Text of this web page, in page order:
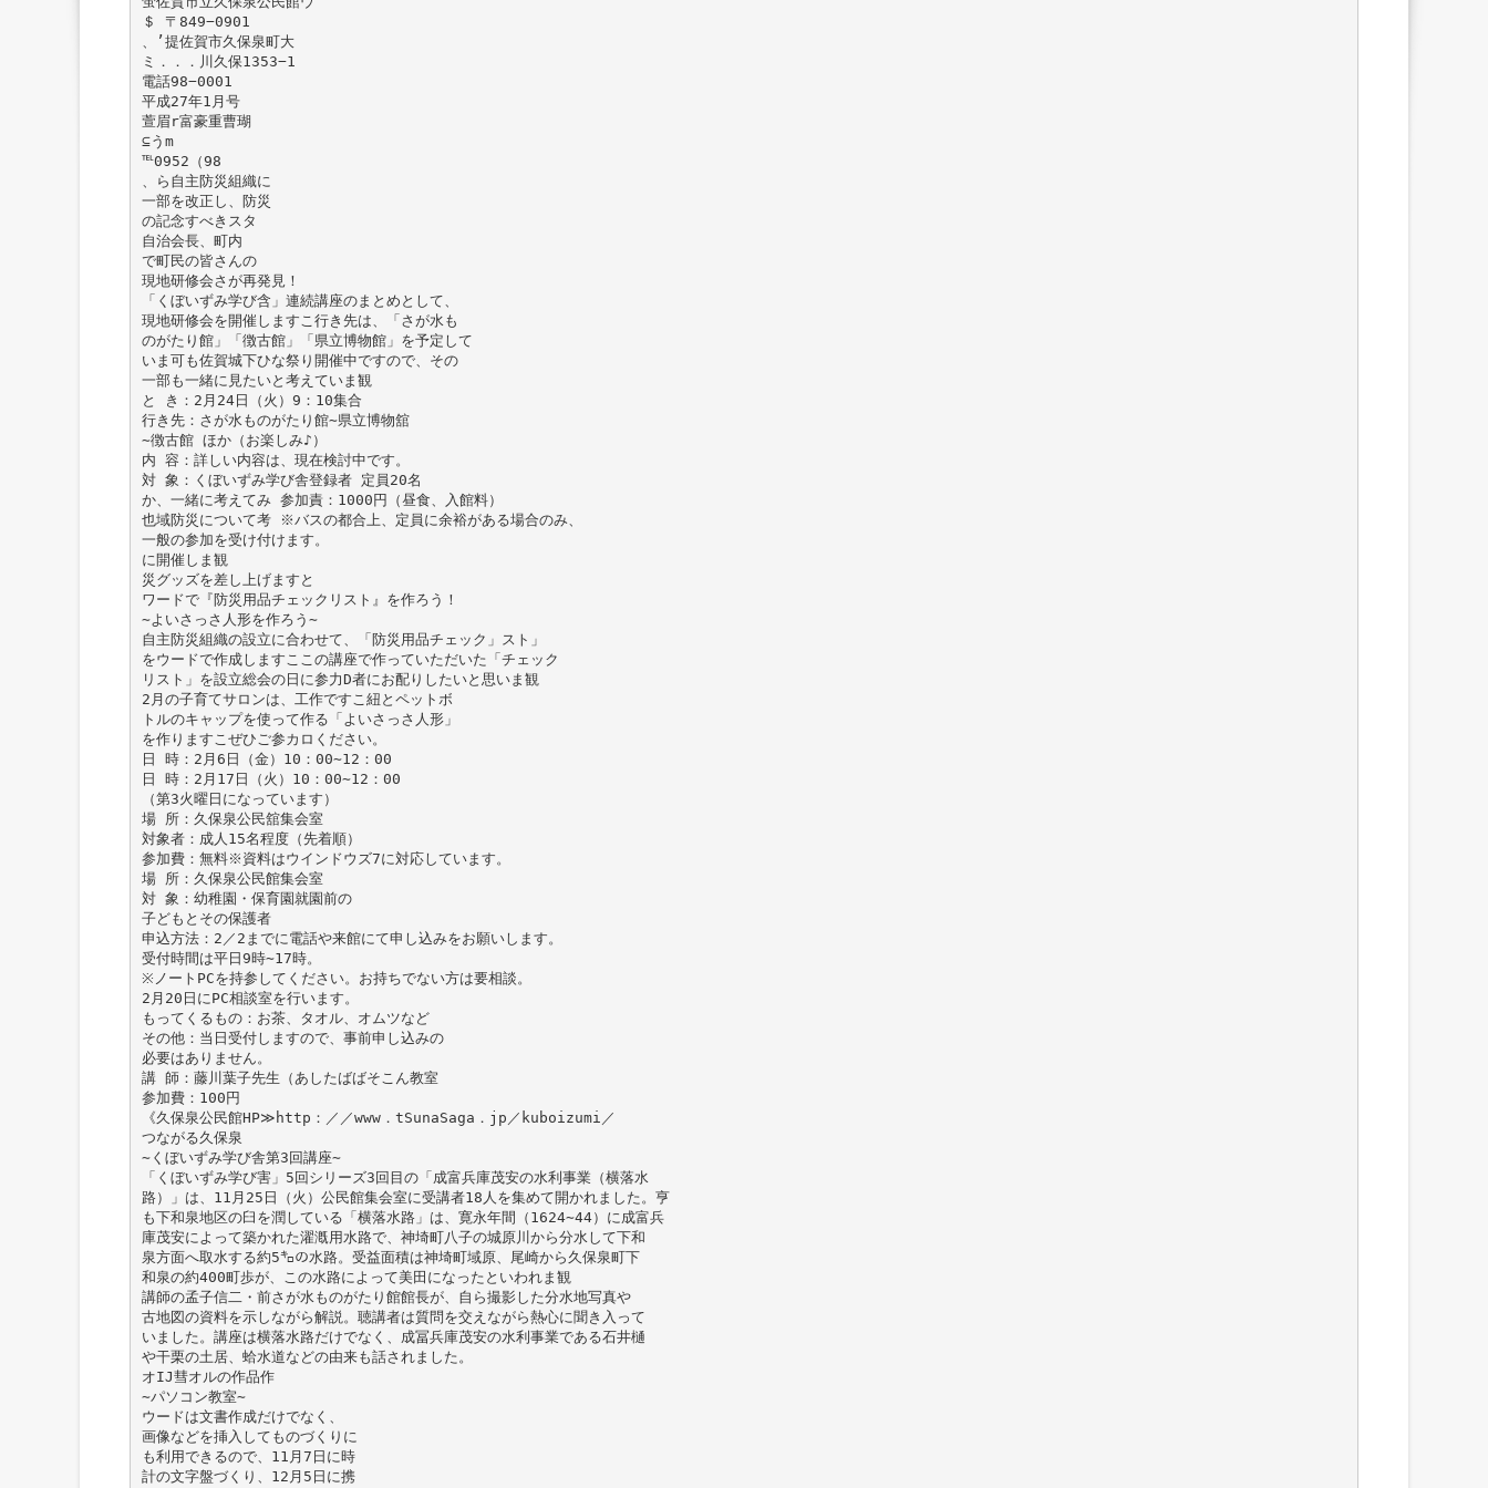
＄ 〒849−0901
、’提佐賀市久保泉町大
ミ．．．川久保1353−1
電話98−0001
平成27年1月号
萱眉r富豪重曹瑚
⊆うm
℡0952（98
、ら自主防災組織に
一部を改正し、防災
の記念すべきスタ
自治会長、町内
で町民の皆さんの
現地研修会さが再発見！
「くぼいずみ学び含」連続講座のまとめとして、
現地研修会を開催しますこ行き先は、「さが水も
のがたり館」「徴古館」「県立博物館」を予定して
いま可も佐賀城下ひな祭り開催中ですので、その
一部も一緒に見たいと考えていま観
と き：2月24日（火）9：10集合
行き先：さが水ものがたり館∼県立博物舘
∼徴古館 ほか（お楽しみ♪）
内 容：詳しい内容は、現在検討中です。
対 象：くぼいずみ学び舎登録者 定員20名
か、一緒に考えてみ 参加責：1000円（昼食、入館料）
也域防災について考 ※バスの都合上、定員に余裕がある場合のみ、
一般の参加を受け付けます。
に開催しま観
災グッズを差し上げますと
ワードで『防災用品チェックリスト』を作ろう！
∼よいさっさ人形を作ろう∼
自主防災組織の設立に合わせて、「防災用品チェック」スト」
をウードで作成しますここの講座で作っていただいた「チェック
リスト」を設立総会の日に参力D者にお配りしたいと思いま観
2月の子育てサロンは、工作ですこ紐とペットボ
トルのキャップを使って作る「よいさっさ人形」
を作りますこぜひご参カロください。
日 時：2月6日（金）10：00∼12：00
日 時：2月17日（火）10：00∼12：00
（第3火曜日になっています）
場 所：久保泉公民舘集会室
対象者：成人15名程度（先着順）
参加費：無料※資料はウインドウズ7に対応しています。
場 所：久保泉公民館集会室
対 象：幼稚園・保育園就園前の
子どもとその保護者
申込方法：2／2までに電話や来館にて申し込みをお願いします。
受付時間は平日9時∼17時。
※ノートPCを持参してください。お持ちでない方は要相談。
2月20日にPC相談室を行います。
もってくるもの：お茶、タオル、オムツなど
その他：当日受付しますので、事前申し込みの
必要はありません。
講 師：藤川葉子先生（あしたばばそこん教室
参加費：100円
《久保泉公民館HP≫http：／／www．tSunaSaga．jp／kuboizumi／
つながる久保泉
∼くぼいずみ学び舎第3回講座∼
「くぼいずみ学び害」5回シリーズ3回目の「成富兵庫茂安の水利事業（横落水
路）」は、11月25日（火）公民館集会室に受講者18人を集めて開かれました。亨
も下和泉地区の臼を潤している「横落水路」は、寛永年間（1624∼44）に成富兵
庫茂安によって築かれた濯漑用水路で、神埼町八子の城原川から分水して下和
泉方面へ取水する約5㌔の水路。受益面積は神埼町域原、尾崎から久保泉町下
和泉の約400町歩が、この水路によって美田になったといわれま観
講師の孟子信二・前さが水ものがたり館館長が、自ら撮影した分水地写真や
古地図の資料を示しながら解説。聴講者は質問を交えながら熱心に聞き入って
いました。講座は横落水路だけでなく、成冨兵庫茂安の水利事業である石井樋
や干栗の土居、蛤水道などの由来も話されました。
オIJ彗オルの作品作
∼パソコン教室∼
ウードは文書作成だけでなく、
画像などを挿入してものづくりに
も利用できるので、11月7日に時
計の文字盤づくり、12月5日に携